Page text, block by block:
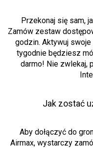
Przekonaj się sam,
Zamów zestaw
godzin. Aktywuj
tygodnie będziesz
darmo! Nie zwlekaj,
Jak zostać
Aby dołączyć do
Airmax, wystarczy